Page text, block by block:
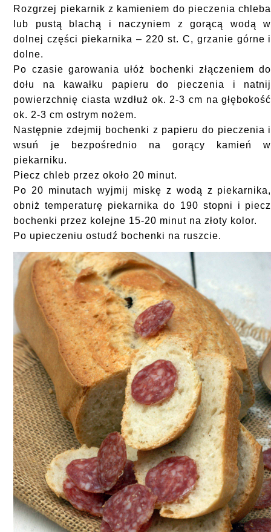
Rozgrzej piekarnik z kamieniem do pieczenia chleba
lub pustą blachą i naczyniem z gorącą wodą w
dolnej części piekarnika – 220 st. C, grzanie górne i
dolne.
Po czasie garowania ułóż bochenki złączeniem do
dołu na kawałku papieru do pieczenia i natnij
powierzchnię ciasta wzdłuż ok. 2-3 cm na głębokość
ok. 2-3 cm ostrym nożem.
Następnie zdejmij bochenki z papieru do pieczenia i
wsuń je bezpośrednio na gorący kamień w
piekarniku.
Piecz chleb przez około 20 minut.
Po 20 minutach wyjmij miskę z wodą z piekarnika,
obniż temperaturę piekarnika do 190 stopni i piecz
bochenki przez kolejne 15-20 minut na złoty kolor.
Po upieczeniu ostudź bochenki na ruszcie.